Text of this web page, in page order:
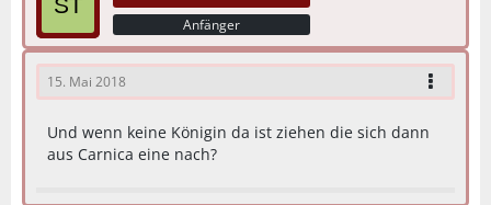
Anfänger
15. Mai 2018
Und wenn keine Königin da ist ziehen die sich dann
aus Carnica eine nach?